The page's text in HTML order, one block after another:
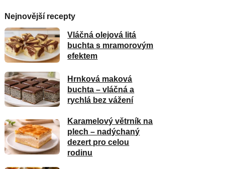
Nejnovější recepty
Vláčná olejová litá
buchta s mramorovým
efektem
Hrnková maková
buchta – vláčná a
rychlá bez vážení
Karamelový větrník na
plech – nadýchaný
dezert pro celou
rodinu